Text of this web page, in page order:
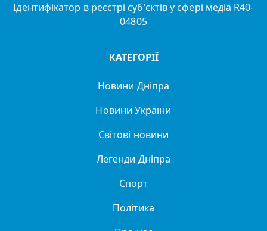
Ідентифікатор в реєстрі суб'єктів у сфері медіа R40-
04805
КАТЕГОРІЇ
Новини Дніпра
Новини України
Світові новини
Легенди Дніпра
Спорт
Політика